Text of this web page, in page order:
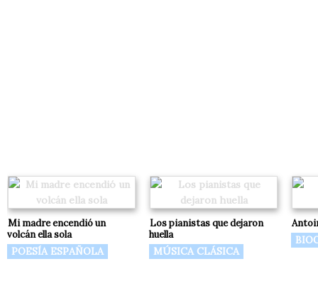
Mi madre encendió un
volcán ella sola
POESÍA ESPAÑOLA
Los pianistas que dejaron
huella
MÚSICA CLÁSICA